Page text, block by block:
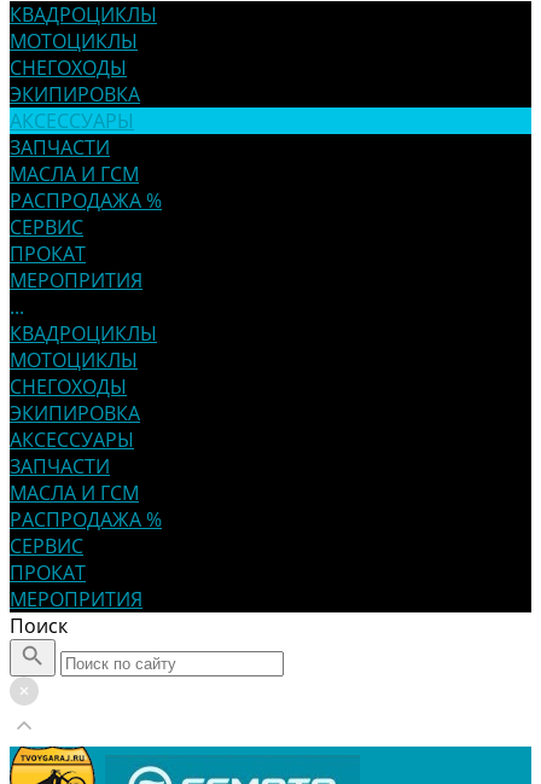
КВАДРОЦИКЛЫ
МОТОЦИКЛЫ
СНЕГОХОДЫ
ЭКИПИРОВКА
АКСЕССУАРЫ
ЗАПЧАСТИ
МАСЛА И ГСМ
РАСПРОДАЖА %
СЕРВИС
ПРОКАТ
МЕРОПРИТИЯ
...
КВАДРОЦИКЛЫ
МОТОЦИКЛЫ
СНЕГОХОДЫ
ЭКИПИРОВКА
АКСЕССУАРЫ
ЗАПЧАСТИ
МАСЛА И ГСМ
РАСПРОДАЖА %
СЕРВИС
ПРОКАТ
МЕРОПРИТИЯ
Поиск